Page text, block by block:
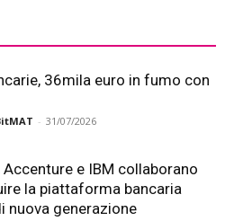
36mila euro in fumo con
- 31/07/2026
Accenture e IBM collaborano
la piattaforma bancaria
nuova generazione